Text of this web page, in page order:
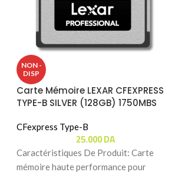
NON -
DISP
Carte Mémoire LEXAR CFEXPRESS
TYPE-B SILVER (128GB) 1750MBS
CFexpress Type-B
25.000DA
Caractéristiques De Produit: Carte
mémoire haute performance pour